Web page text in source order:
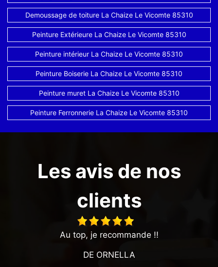
Demoussage de toiture La Chaize Le Vicomte 85310
Peinture Extérieure La Chaize Le Vicomte 85310
Peinture intérieur La Chaize Le Vicomte 85310
Peinture Boiserie La Chaize Le Vicomte 85310
Peinture muret La Chaize Le Vicomte 85310
Peinture Ferronnerie La Chaize Le Vicomte 85310
Les avis de nos
clients
Au top, je recommande !!
DE ORNELLA